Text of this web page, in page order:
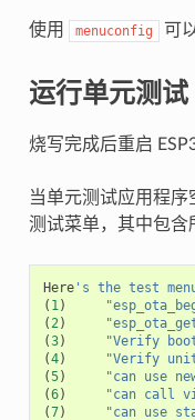
使用 menuconfig 可
运行单元测试
烧写完成后重启
当单元测试应用程
测试菜单，其中包含
Here's the test
( 1)
(2)
(3) "Verify
(4) "Verify
(5) "can use
(6) "can call
(7) "can use